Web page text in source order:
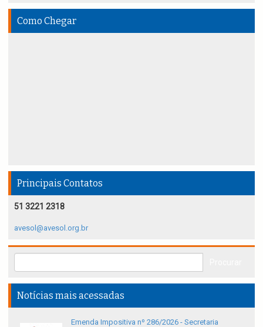
Como Chegar
Principais Contatos
51 3221 2318
avesol@avesol.org.br
Notícias mais acessadas
Emenda Impositiva nº 286/2026 - Secretaria